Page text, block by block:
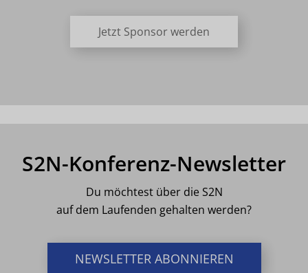
Jetzt Sponsor werden
S2N-Konferenz-Newsletter
Du möchtest über die S2N
auf dem Laufenden gehalten werden?
NEWSLETTER ABONNIEREN